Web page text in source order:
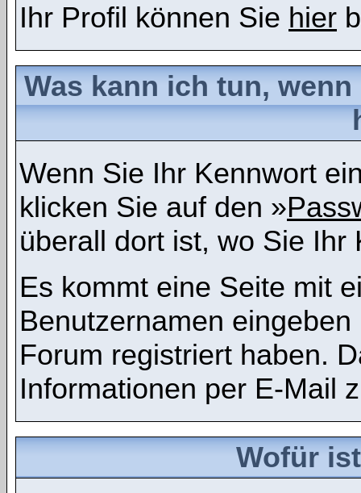
Ihr Profil können Sie hier
Was kann ich tun,
Wenn Sie Ihr Kennwort
klicken Sie auf den »
überall dort ist, wo Sie
Es kommt eine Seite mit
Benutzernamen
Forum registriert haben.
Informationen per E-Mail
Wofür